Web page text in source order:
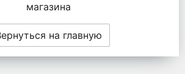
магазина
на главную